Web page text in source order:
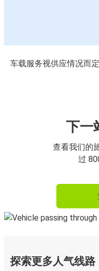
车载服务视供应情况而定
下一
查看我们的
过
探索更多人气线路